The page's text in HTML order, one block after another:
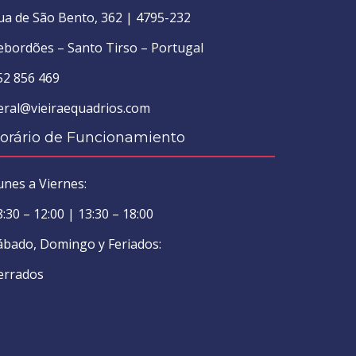
de São Bento, 362 | 4795-232
– Santo Tirso – Portugal
856 469
de Funcionamiento
a Viernes:
– 12:00 | 13:30 – 18:00
Domingo y Feriados: